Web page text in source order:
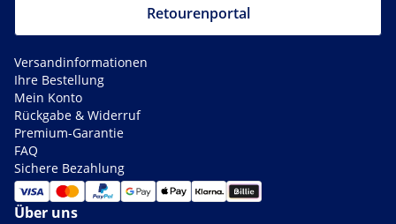
Retourenportal
Versandinformationen
Ihre Bestellung
Mein Konto
Rückgabe & Widerruf
Premium-Garantie
FAQ
Sichere Bezahlung
Über uns